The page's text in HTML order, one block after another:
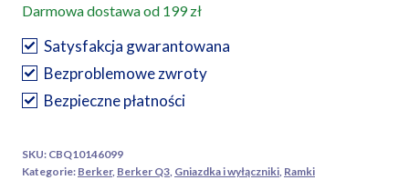
ramka
poczwórna
biała
aksamit
Darmowa dostawa od 199 zł
Satysfakcja gwarantowana
Bezproblemowe zwroty
Bezpieczne płatności
SKU: CBQ10146099
Kategorie: Berker, Berker Q3 Gniazdka i wyłączniki Ramki